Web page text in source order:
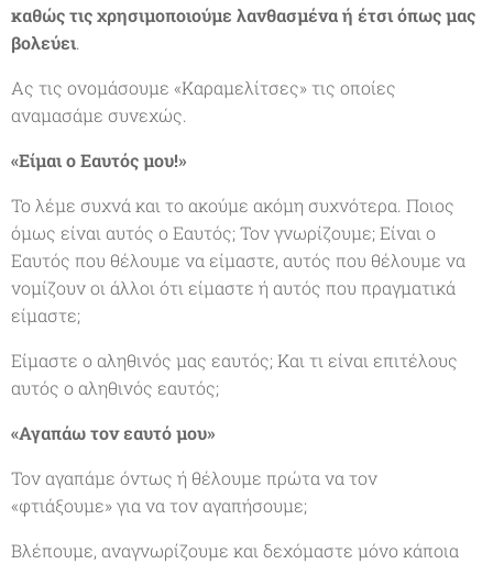
καθώς τις χρησιμοποιούμε λανθασμένα ή έτσι όπως μας
βολεύει.
Ας τις ονομάσουμε «Καραμελίτσες» τις οποίες
αναμασάμε συνεχώς.
«Είμαι ο Εαυτός μου!»
Το λέμε συχνά και το ακούμε ακόμη συχνότερα. Ποιος
όμως είναι αυτός ο Εαυτός; Τον γνωρίζουμε; Είναι ο
Εαυτός που θέλουμε να είμαστε, αυτός που θέλουμε να
νομίζουν οι άλλοι ότι είμαστε ή αυτός που πραγματικά
είμαστε;
Είμαστε ο αληθινός μας εαυτός; Και τι είναι επιτέλους
αυτός ο αληθινός εαυτός;
«Αγαπάω τον εαυτό μου»
Τον αγαπάμε όντως ή θέλουμε πρώτα να τον
«φτιάξουμε» για να τον αγαπήσουμε;
Βλέπουμε, αναγνωρίζουμε και δεχόμαστε μόνο κάποια